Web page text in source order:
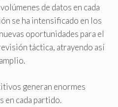
de datos en cada
se ha intensificado en los
oportunidades para el
táctica, atrayendo así
generan enormes
en cada partido.